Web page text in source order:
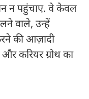
न पहुंचाए. वे केवल
वाले, उन्हें
की आज़ादी
करियर ग्रोथ का